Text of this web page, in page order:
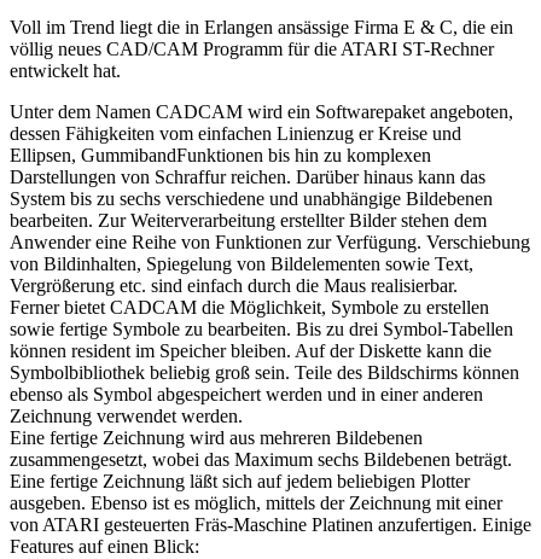
Voll im Trend liegt die in Erlangen ansässige Firma E & C, die ein
völlig neues CAD/CAM Programm für die ATARI ST-Rechner
entwickelt hat.
Unter dem Namen CADCAM wird ein Softwarepaket angeboten,
dessen Fähigkeiten vom einfachen Linienzug er Kreise und
Ellipsen, GummibandFunktionen bis hin zu komplexen
Darstellungen von Schraffur reichen. Darüber hinaus kann das
System bis zu sechs verschiedene und unabhängige Bildebenen
bearbeiten. Zur Weiterverarbeitung erstellter Bilder stehen dem
Anwender eine Reihe von Funktionen zur Verfügung. Verschiebung
von Bildinhalten, Spiegelung von Bildelementen sowie Text,
Vergrößerung etc. sind einfach durch die Maus realisierbar.
Ferner bietet CADCAM die Möglichkeit, Symbole zu erstellen
sowie fertige Symbole zu bearbeiten. Bis zu drei Symbol-Tabellen
können resident im Speicher bleiben. Auf der Diskette kann die
Symbolbibliothek beliebig groß sein. Teile des Bildschirms können
ebenso als Symbol abgespeichert werden und in einer anderen
Zeichnung verwendet werden.
Eine fertige Zeichnung wird aus mehreren Bildebenen
zusammengesetzt, wobei das Maximum sechs Bildebenen beträgt.
Eine fertige Zeichnung läßt sich auf jedem beliebigen Plotter
ausgeben. Ebenso ist es möglich, mittels der Zeichnung mit einer
von ATARI gesteuerten Fräs-Maschine Platinen anzufertigen. Einige
Features auf einen Blick: